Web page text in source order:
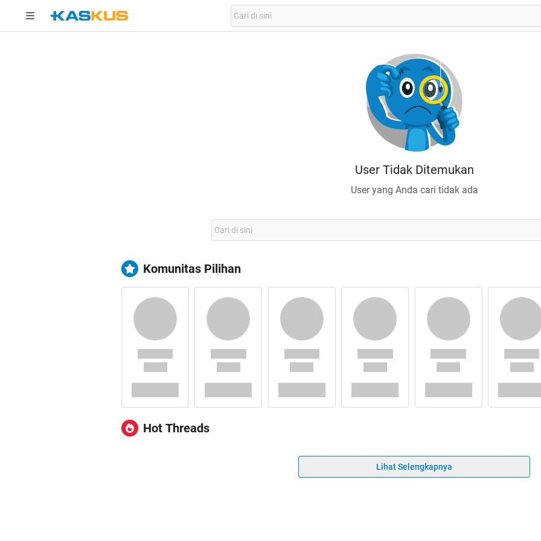
User Tidak Ditemukan
User yang Anda cari tidak ada
Komunitas Pilihan
Hot Threads
Lihat Selengkapnya